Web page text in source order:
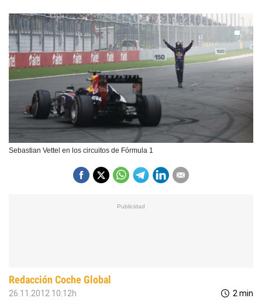
Sebastian Vettel en los circuitos de Fórmula 1
Redacción Coche Global
26.11.2012 10:12h 2 min